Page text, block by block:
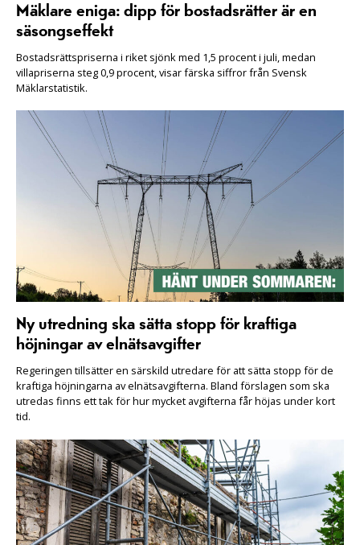
Mäklare eniga: dipp för bostadsrätter är en
säsongseffekt
Bostadsrättspriserna i riket sjönk med 1,5 procent i juli, medan
villapriserna steg 0,9 procent, visar färska siffror från Svensk
Mäklarstatistik.
Ny utredning ska sätta stopp för kraftiga
höjningar av elnätsavgifter
Regeringen tillsätter en särskild utredare för att sätta stopp för de
kraftiga höjningarna av elnätsavgifterna. Bland förslagen som ska
utredas finns ett tak för hur mycket avgifterna får höjas under kort
tid.